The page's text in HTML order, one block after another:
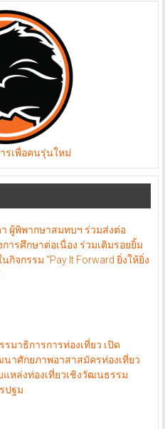
รเพื่อคนรุ่นใหม่
ผู้พิพากษาสมทบฯ ร่วมส่งต่อ
ารศึกษาต่อเนื่อง ร่วมเติมรอยยิ้ม
นกิจกรรม “Pay It Forward ยิ่งให้ยิ่ง
มาธิการการท่องเที่ยว เปิด
าศักยภาพอาสาสมัครท่องเที่ยว
แหล่งท่องเที่ยวเชิงวัฒนธรรม
ปฐม